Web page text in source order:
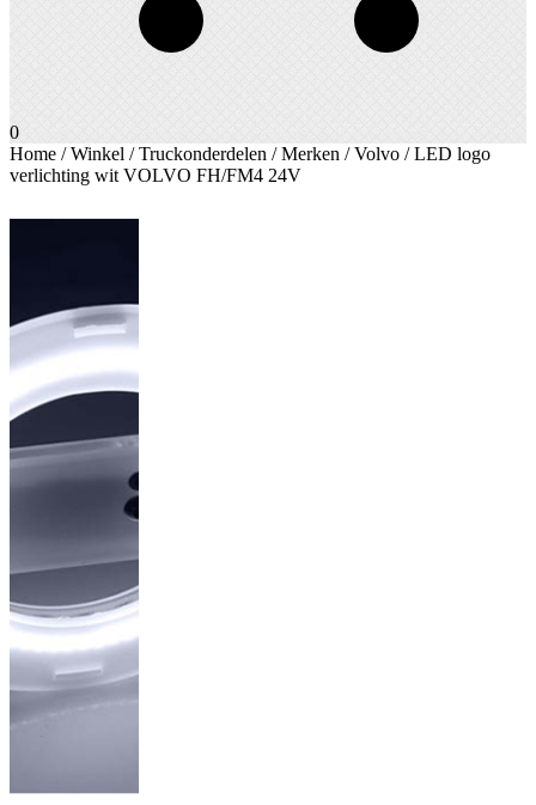
0
Home /Winkel /Truckonderdelen /Merken /Volvo / LED logo
verlichting wit VOLVO FH/FM4 24V